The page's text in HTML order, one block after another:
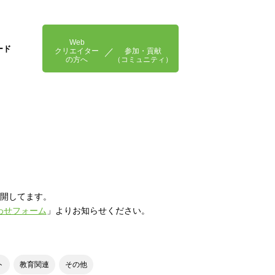
ド
Web
クリエイター
の方へ
参加・貢献
（コミュニティ）
してます。
せフォーム 」よりお知らせください。
教育関連 その他